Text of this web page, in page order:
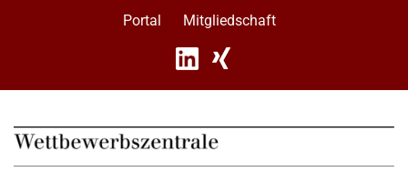
Portal Mitgliedschaft